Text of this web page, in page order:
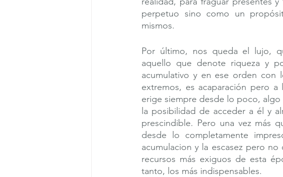
perpetuo sino como un
mismos.
Por último, nos queda el lujo,
aquello que denote riqueza y
acumulativo y en ese orden
extremos, es acaparación pero
erige siempre desde lo poco,
la posibilidad de acceder a él y
prescindible. Pero una vez más
desde lo completamente
acumulacion y la escasez pero
recursos más exiguos de esta
tanto, los más indispensables.